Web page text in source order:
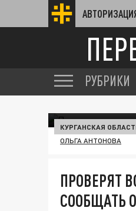
РУБРИКИ
КУРГАНСКАЯ
ОЛЬГА АНТОНОВА
ПРОВЕРЯТ
СООБЩАТЬ